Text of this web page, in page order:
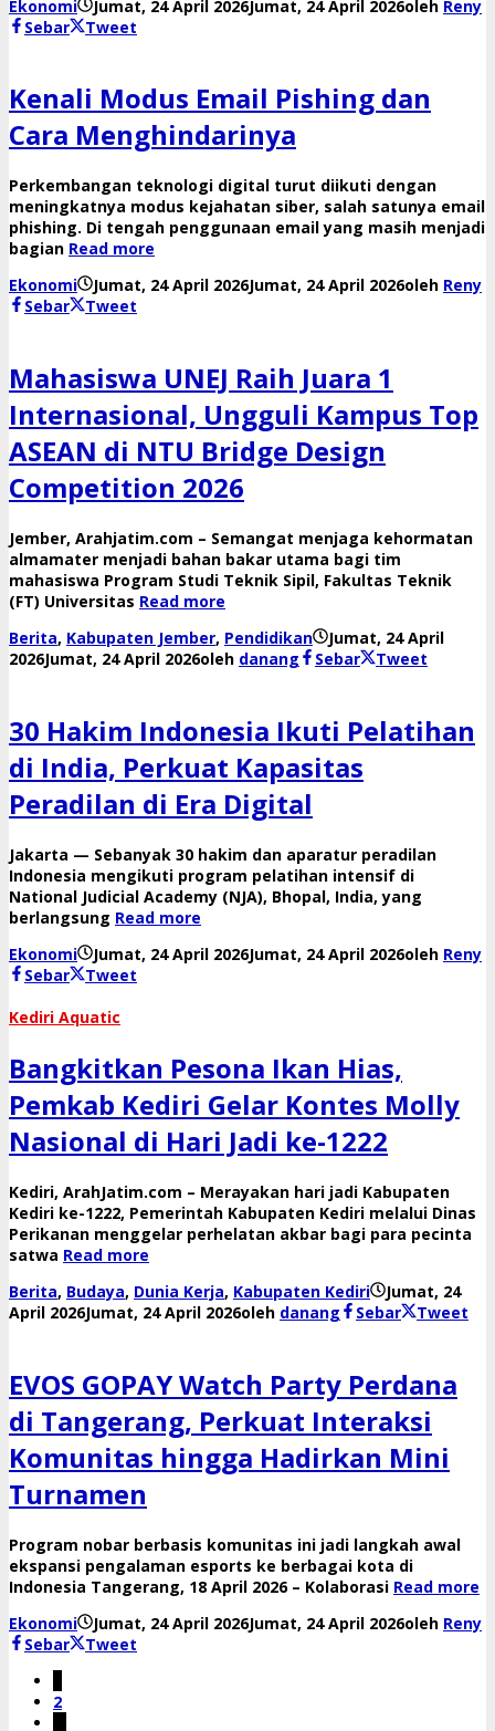
Ekonomi Jumat, 24 April 2026Jumat, 24 April 2026oleh Reny
Sebar
Tweet
Kenali Modus Email Pishing dan
Cara Menghindarinya
Perkembangan teknologi digital turut diikuti dengan
meningkatnya modus kejahatan siber, salah satunya email
phishing. Di tengah penggunaan email yang masih menjadi
bagian Read more
Ekonomi
Jumat, 24 April 2026Jumat, 24 April 2026oleh Reny
Sebar
Tweet
Mahasiswa UNEJ Raih Juara 1
Internasional, Ungguli Kampus Top
ASEAN di NTU Bridge Design
Competition 2026
Jember, Arahjatim.com – Semangat menjaga kehormatan
almamater menjadi bahan bakar utama bagi tim
mahasiswa Program Studi Teknik Sipil, Fakultas Teknik
(FT) Universitas Read more
Berita, Kabupaten Jember, Pendidikan
Jumat, 24 April
2026Jumat, 24 April 2026oleh danang Sebar Tweet
30 Hakim Indonesia Ikuti Pelatihan
di India, Perkuat Kapasitas
Peradilan di Era Digital
Jakarta — Sebanyak 30 hakim dan aparatur peradilan
Indonesia mengikuti program pelatihan intensif di
National Judicial Academy (NJA), Bhopal, India, yang
berlangsung Read more
Ekonomi
Jumat, 24 April 2026Jumat, 24 April 2026oleh Reny
Sebar
Tweet
Kediri Aquatic
Bangkitkan Pesona Ikan Hias,
Pemkab Kediri Gelar Kontes Molly
Nasional di Hari Jadi ke-1222
​Kediri, ArahJatim.com – Merayakan hari jadi Kabupaten
Kediri ke-1222, Pemerintah Kabupaten Kediri melalui Dinas
Perikanan menggelar perhelatan akbar bagi para pecinta
satwa Read more
Berita, Budaya, Dunia Kerja, Kabupaten Kediri
Jumat, 24
April 2026Jumat, 24 April 2026oleh danang Sebar Tweet
EVOS GOPAY Watch Party Perdana
di Tangerang, Perkuat Interaksi
Komunitas hingga Hadirkan Mini
Turnamen
Program nobar berbasis komunitas ini jadi langkah awal
ekspansi pengalaman esports ke berbagai kota di
Indonesia Tangerang, 18 April 2026 – Kolaborasi Read more
Ekonomi
Jumat, 24 April 2026Jumat, 24 April 2026oleh Reny
Sebar
Tweet
2